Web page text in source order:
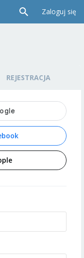
Zaloguj się
REJESTRACJA